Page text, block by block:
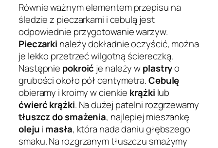
Równie ważnym elementem przepisu na
śledzie z pieczarkami i cebulą jest
odpowiednie przygotowanie warzyw.
Pieczarki należy dokładnie oczyścić, można
je lekko przetrzeć wilgotną ściereczką.
Następnie pokroić je należy wplastryo
grubości około pół centymetra.Cebulę
obieramy i kroimy w cienkie krążki lub
ćwierć krążki. Na dużej patelni rozgrzewamy
tłuszcz do smażenia, najlepiej mieszankę
olejui masła, która nada daniu głębszego
smaku. Na rozgrzanym tłuszczu smażymy